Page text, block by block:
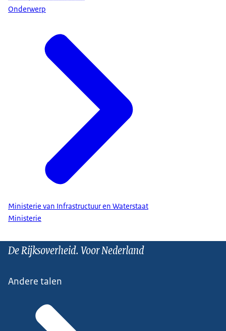
Onderwerp
Ministerie van Infrastructuur en Waterstaat
Ministerie
De Rijksoverheid. Voor Nederland
Andere talen